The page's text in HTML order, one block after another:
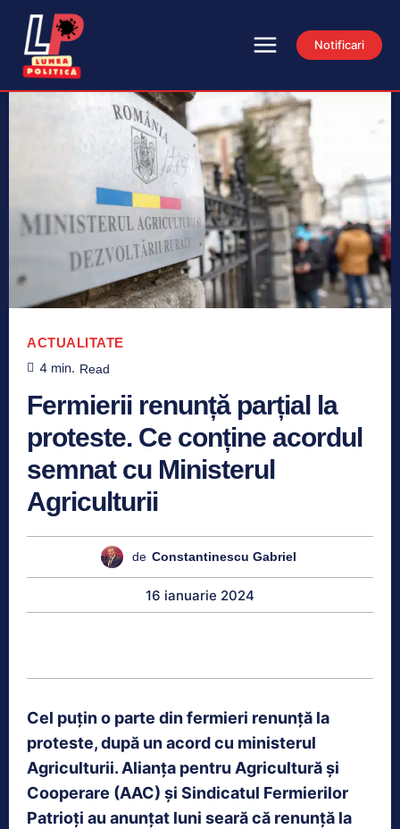
Notificari
ACTUALITATE
4 min. Read
Fermierii renunță parțial la
proteste. Ce conține acordul
semnat cu Ministerul
Agriculturii
de Constantinescu Gabriel
16 ianuarie 2024
Cel puțin o parte din fermieri renunță la
proteste, după un acord cu ministerul
Agriculturii. Alianța pentru Agricultură și
Cooperare (AAC) și Sindicatul Fermierilor
Patrioți au anunțat luni seară că renunță la